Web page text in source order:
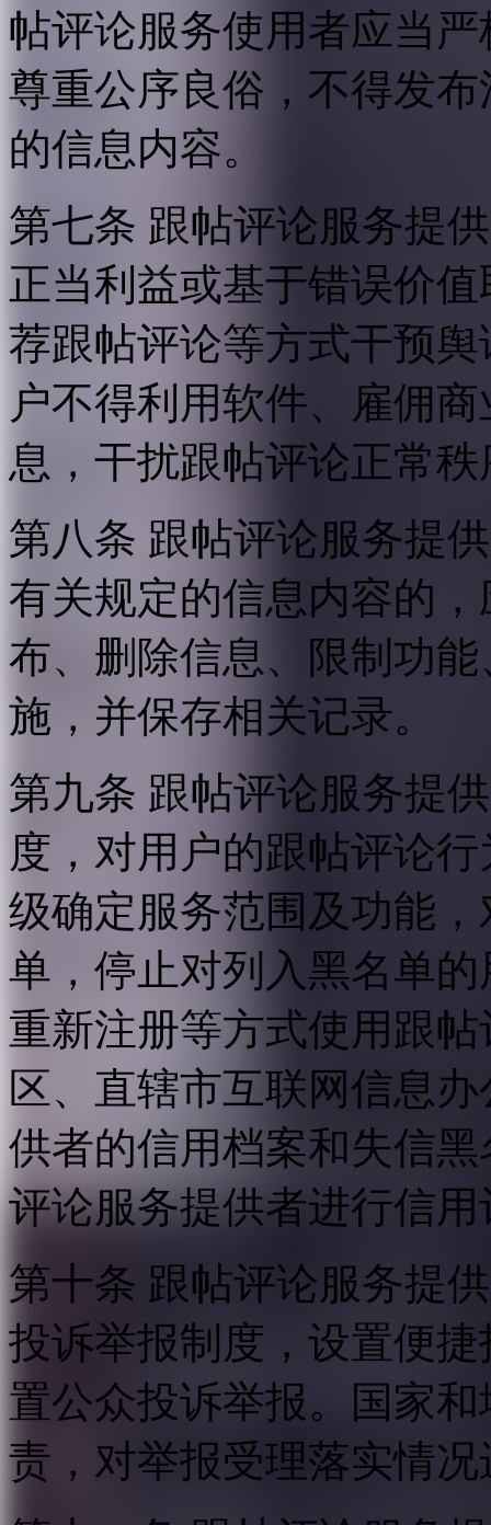
帖评论服务使用者应当
尊重公序良俗，不得发
的信息内容。
第七条 跟帖评论服务提
正当利益或基于错误价
荐跟帖评论等方式干预
户不得利用软件、雇佣
息，干扰跟帖评论正常
第八条 跟帖评论服务提
有关规定的信息内容的
布、删除信息、限制功
施，并保存相关记录。
第九条 跟帖评论服务提
度，对用户的跟帖评论
级确定服务范围及功能
单，停止对列入黑名单
重新注册等方式使用跟
区、直辖市互联网信息
供者的信用档案和失信
评论服务提供者进行信用
第十条 跟帖评论服务提
投诉举报制度，设置便
置公众投诉举报。国家
责，对举报受理落实情